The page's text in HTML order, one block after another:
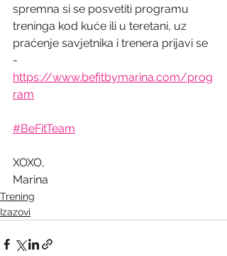
spremna si se posvetiti programu
treninga kod kuće ili u teretani, uz
praćenje savjetnika i trenera prijavi se
-
https://www.befitbymarina.com/prog
ram
#BeFitTeam
XOXO,
Marina
Trening
Izazovi